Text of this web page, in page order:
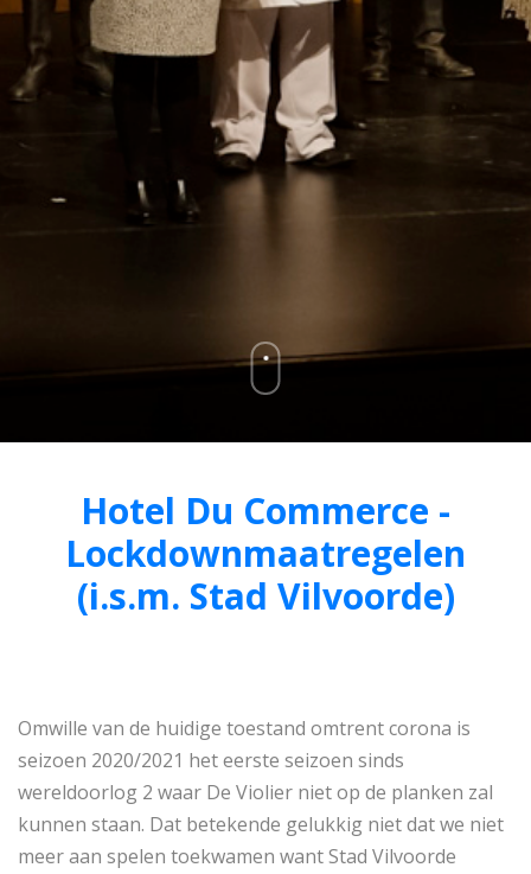
Hotel Du Commerce -
Lockdownmaatregelen
(i.s.m. Stad Vilvoorde)
Omwille van de huidige toestand omtrent corona is
seizoen 2020/2021 het eerste seizoen sinds
wereldoorlog 2 waar De Violier niet op de planken zal
kunnen staan. Dat betekende gelukkig niet dat we niet
meer aan spelen toekwamen want Stad Vilvoorde